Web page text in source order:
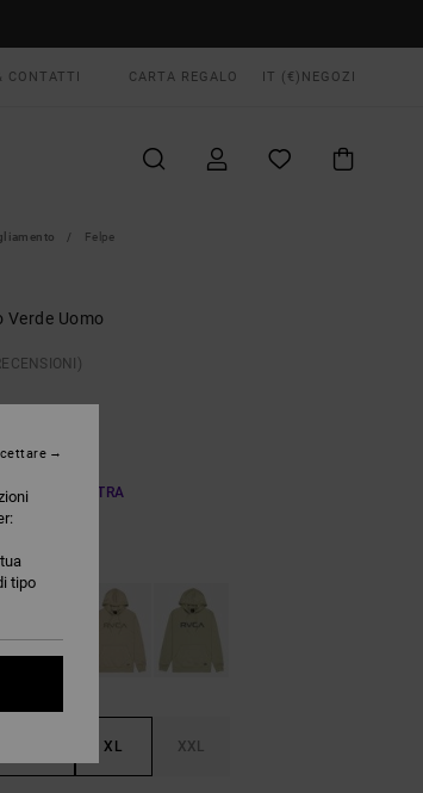
CONTATTI CARTA REGALO IT (€) NEGOZI
Felpe
Verde Uomo
SCONTO EXTRA
XL XXL
tipo